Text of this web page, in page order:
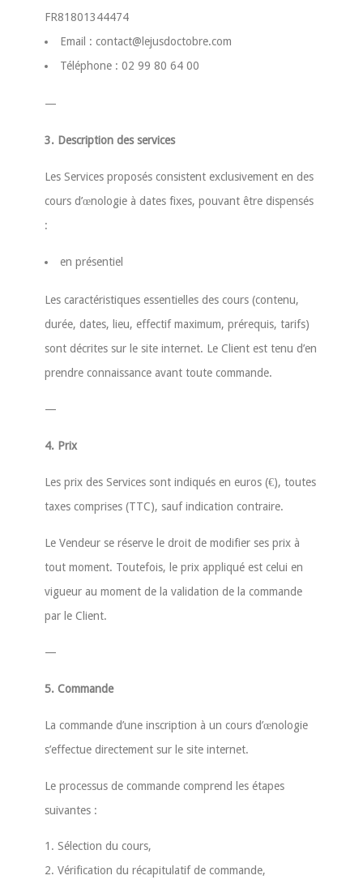
FR81801344474
Email : contact@lejusdoctobre.com
Téléphone : 02 99 80 64 00
—
3. Description des services
Les Services proposés consistent exclusivement en des
cours d’œnologie à dates fixes, pouvant être dispensés
:
en présentiel
Les caractéristiques essentielles des cours (contenu,
durée, dates, lieu, effectif maximum, prérequis, tarifs)
sont décrites sur le site internet. Le Client est tenu d’en
prendre connaissance avant toute commande.
—
4. Prix
Les prix des Services sont indiqués en euros (€), toutes
taxes comprises (TTC), sauf indication contraire.
Le Vendeur se réserve le droit de modifier ses prix à
tout moment. Toutefois, le prix appliqué est celui en
vigueur au moment de la validation de la commande
par le Client.
—
5. Commande
La commande d’une inscription à un cours d’œnologie
s’effectue directement sur le site internet.
Le processus de commande comprend les étapes
suivantes :
1. Sélection du cours,
2. Vérification du récapitulatif de commande,